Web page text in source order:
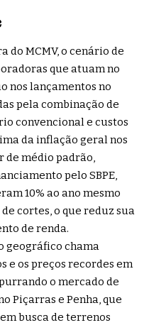
do MCMV, o cenário de
que atuam no
nos lançamentos no
pela combinação de
convencional e custos
da inflação geral nos
de médio padrão,
pelo SBPE,
10% ao ano mesmo
cortes, o que reduz sua
de renda.
geográfico chama
e os preços recordes em
o mercado de
Piçarras e Penha, que
busca de terrenos